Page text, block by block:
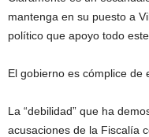
mantenga en su puesto a
político que apoyo todo
El gobierno es cómplice de
La “debilidad” que ha
acusaciones de la Fiscalía